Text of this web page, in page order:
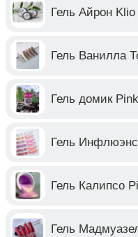
Гель Айрон
Гель Ванилла
Гель домик
Гель
Гель Калипсо
Гель